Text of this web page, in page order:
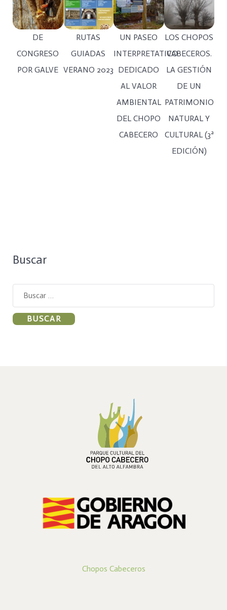
DE
CONGRESO
POR GALVE
RUTAS
GUIADAS
VERANO 2023
UN PASEO
INTERPRETATIVO
DEDICADO
AL VALOR
AMBIENTAL
DEL CHOPO
CABECERO
LOS CHOPOS
CABECEROS.
LA GESTIÓN
DE UN
PATRIMONIO
NATURAL Y
CULTURAL (3ª
EDICIÓN)
Buscar
Buscar:
PARQUE CULTURAL DEL
CHOPO CABECERO
DEL ALTO ALFAMBRA
Chopos Cabeceros